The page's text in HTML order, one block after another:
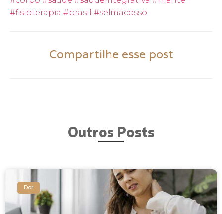
#fisioterapia #brasil #selmacosso
Compartilhe esse post
Outros Posts
Dor